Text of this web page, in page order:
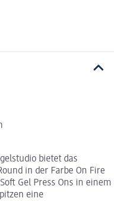
bietet das
in der Farbe On Fire
Gel Press Ons in einem
eine